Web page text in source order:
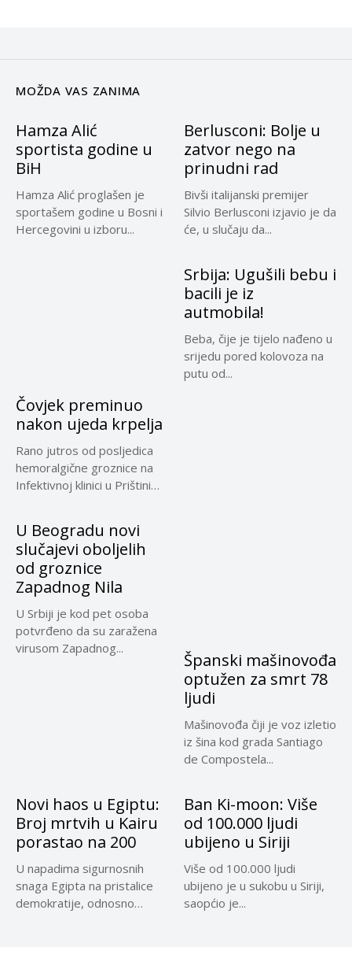
MOŽDA VAS ZANIMA
Hamza Alić
sportista godine u
BiH
Hamza Alić proglašen je
sportašem godine u Bosni i
Hercegovini u izboru...
Berlusconi: Bolje u
zatvor nego na
prinudni rad
Bivši italijanski premijer
Silvio Berlusconi izjavio je da
će, u slučaju da...
Čovjek preminuo
nakon ujeda krpelja
Rano jutros od posljedica
hemoralgične groznice na
Infektivnoj klinici u Prištini
Srbija: Ugušili bebu i
bacili je iz
autmobila!
Beba, čije je tijelo nađeno u
srijedu pored kolovoza na
putu od...
U Beogradu novi
slučajevi oboljelih
od groznice
Zapadnog Nila
U Srbiji je kod pet osoba
potvrđeno da su zaražena
virusom Zapadnog...
Španski mašinovođa
optužen za smrt 78
ljudi
Mašinovođa čiji je voz izletio
iz šina kod grada Santiago
de Compostela...
Novi haos u Egiptu:
Broj mrtvih u Kairu
porastao na 200
U napadima sigurnosnih
snaga Egipta na pristalice
demokratije, odnosno
Ban Ki-moon: Više
od 100.000 ljudi
ubijeno u Siriji
Više od 100.000 ljudi
ubijeno je u sukobu u Siriji,
saopćio je...